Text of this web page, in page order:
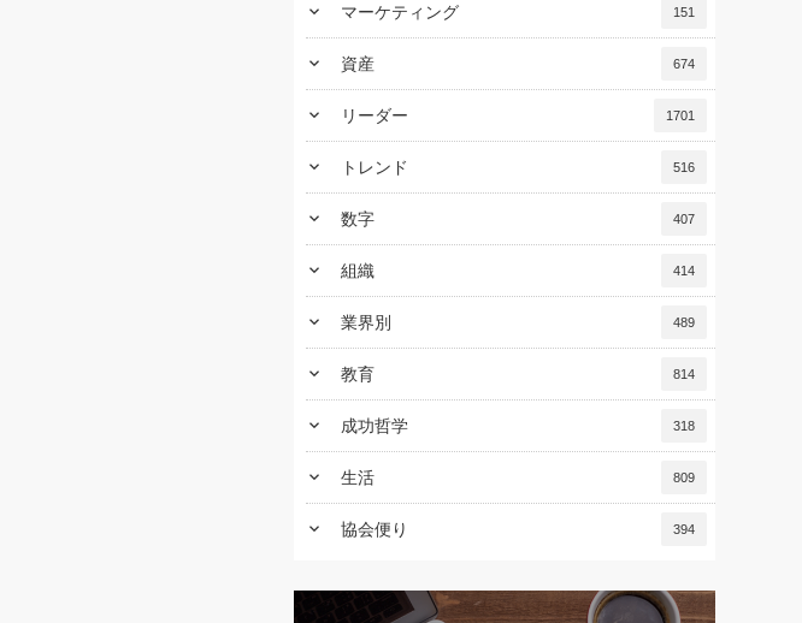
keyboard_arrow_down マーケティング 151
keyboard_arrow_down 資産 674
keyboard_arrow_down リーダー 1701
keyboard_arrow_down トレンド 516
keyboard_arrow_down 数字 407
keyboard_arrow_down 組織 414
keyboard_arrow_down 業界別 489
keyboard_arrow_down 教育 814
keyboard_arrow_down 成功哲学 318
keyboard_arrow_down 生活 809
keyboard_arrow_down 協会便り 394